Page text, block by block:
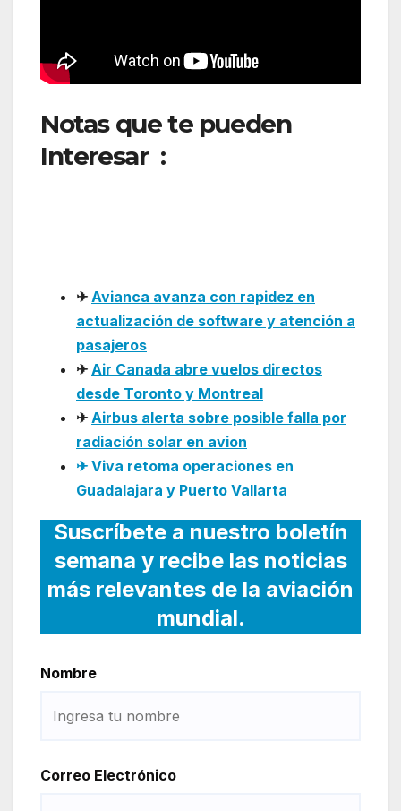
Notas que te pueden
Interesar :
✈ Avianca avanza con rapidez en
actualización de software y atención a
pasajeros
✈ Air Canada abre vuelos directos
desde Toronto y Montreal
✈ Airbus alerta sobre posible falla por
radiación solar en avion
✈ Viva retoma operaciones en
Guadalajara y Puerto Vallarta
Suscríbete a nuestro boletín
semana y recibe las noticias
más relevantes de la aviación
mundial.
Nombre
Correo Electrónico